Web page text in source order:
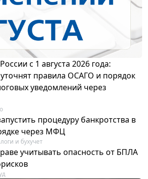
с 1 августа 2026 года:
правила ОСАГО и порядок
уведомлений через
процедуру банкротства в
через МФЦ
и бухучет
учитывать опасность от БПЛА